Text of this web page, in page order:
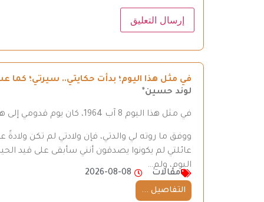
في مثل هذا اليوم؛ بدأت حكايتي.. سيرتي؛ كما
لوند حسين*
في مثل هذا اليوم 8 آب 1964، كان يوم قدومي إلى هذه الدنيا.
ووفق ما روته لي والدتي، فإن ولادتي لم تكن
عائلتي لم يكونوا يصدقون أنني سأبقى على قيد
اليوم، ولم…
مقالات
2026-08-08
التفاصيل ...